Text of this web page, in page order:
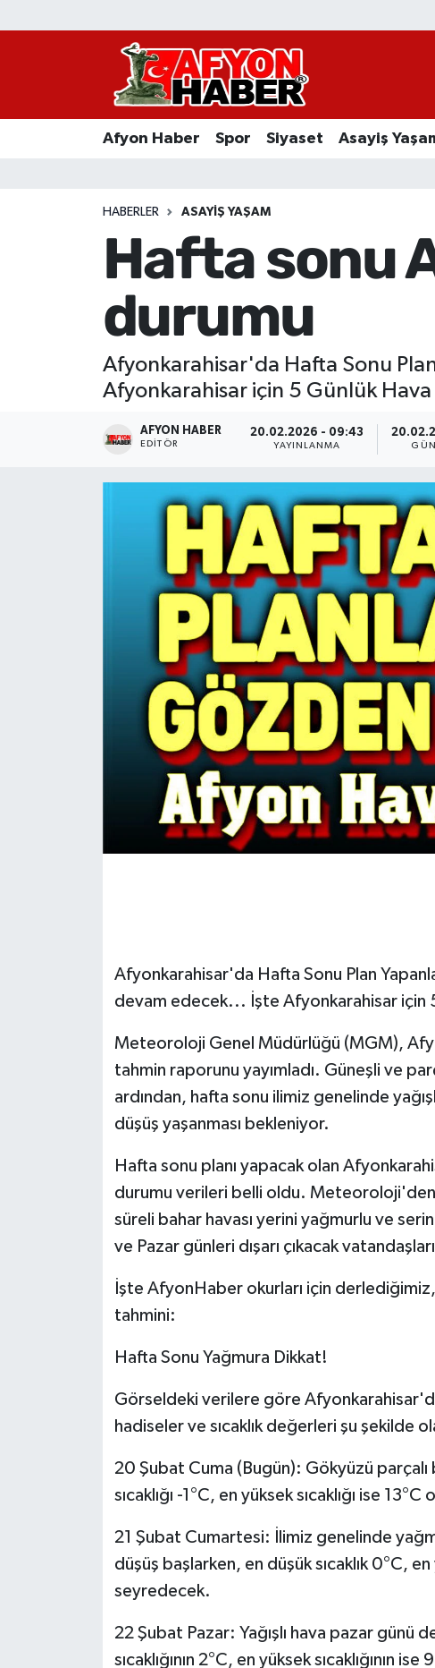
Afyon Haber Spor Siyaset Asayiş
HABERLER ASAYIŞ YAŞAM
Hafta sonu
durumu
Afyonkarahisar'da Hafta Sonu
Afyonkarahisar için 5 Günlük
AFYON HABER
EDITÖR
20.02.2026 - 09:43
YAYINLANMA
Afyonkarahisar'da Hafta Sonu Plan
devam edecek... İşte Afyonkarahisar için
Meteoroloji Genel Müdürlüğü (MGM),
tahmin raporunu yayımladı. Güneşli ve
ardından, hafta sonu ilimiz genelinde
düşüş yaşanması bekleniyor.
Hafta sonu planı yapacak olan
durumu verileri belli oldu. Meteoroloji'den
süreli bahar havası yerini yağmurlu ve
ve Pazar günleri dışarı çıkacak
İşte AfyonHaber okurları için
tahmini:
Hafta Sonu Yağmura Dikkat!
Görseldeki verilere göre
hadiseler ve sıcaklık değerleri şu şekilde
20 Şubat Cuma (Bugün): Gökyüzü
sıcaklığı -1°C, en yüksek sıcaklığı ise
21 Şubat Cumartesi: İlimiz genelinde
düşüş başlarken, en düşük sıcaklık 0°C,
seyredecek.
22 Şubat Pazar: Yağışlı hava pazar günü
sıcaklığının 2°C, en yüksek sıcaklığının
Afyon Haber
Asayiş Yaşam
Sivil Toplum
Ekonomi
Magazin